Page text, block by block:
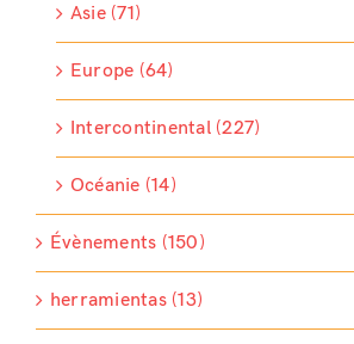
Asie (71)
Europe (64)
Intercontinental (227)
Océanie (14)
Évènements (150)
herramientas (13)